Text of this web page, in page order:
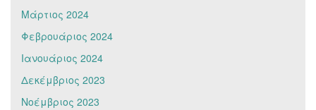
Μάρτιος 2024
Φεβρουάριος 2024
Ιανουάριος 2024
Δεκέμβριος 2023
Νοέμβριος 2023